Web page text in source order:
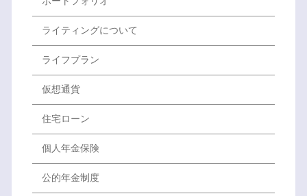
ライティングについて
ライフプラン
仮想通貨
住宅ローン
個人年金保険
公的年金制度